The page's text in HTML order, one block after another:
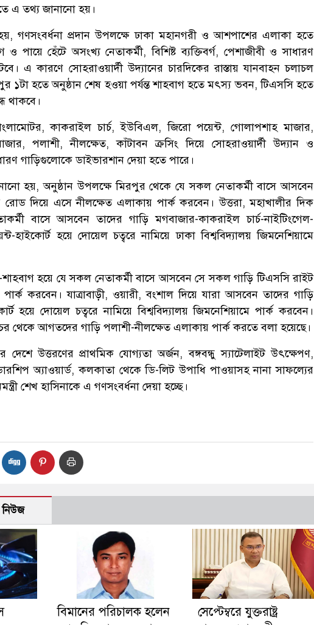
এ তথ্য জানানো হয়।
হয়, গণসংবর্ধনা প্রদান উপলক্ষে ঢাকা মহানগরী ও আশপাশের এলাকা হতে
ও পায়ে হেঁটে অসংখ্য নেতাকর্মী, বিশিষ্ট ব্যক্তিবর্গ, পেশাজীবী ও সাধারণ
এ কারণে সোহরাওয়ার্দী উদ্যানের চারদিকের রাস্তায় যানবাহন চলাচল
১টা হতে অনুষ্ঠান শেষ হওয়া পর্যন্ত শাহবাগ হতে মৎস্য ভবন, টিএসসি হতে
থাকবে।
কাকরাইল চার্চ, ইউবিএল, জিরো পয়েন্ট, গোলাপশাহ মাজার,
পলাশী, নীলক্ষেত, কাঁটাবন ক্রসিং দিয়ে সোহরাওয়ার্দী উদ্যান ও
গাড়িগুলোকে ডাইভারশান দেয়া হতে পারে।
হয়, অনুষ্ঠান উপলক্ষে মিরপুর থেকে যে সকল নেতাকর্মী বাসে আসবেন
রোড দিয়ে এসে নীলক্ষেত এলাকায় পার্ক করবেন। উত্তরা, মহাখালীর দিক
বাসে আসবেন তাদের গাড়ি মগবাজার-কাকরাইল চার্চ-নাইটিংগেল-
হাইকোর্ট হয়ে দোয়েল চত্বরে নামিয়ে ঢাকা বিশ্ববিদ্যালয় জিমনেশিয়ামে
শাহবাগ হয়ে যে সকল নেতাকর্মী বাসে আসবেন সে সকল গাড়ি টিএসসি রাইট
করবেন। যাত্রাবাড়ী, ওয়ারী, বংশাল দিয়ে যারা আসবেন তাদের গাড়ি
হয়ে দোয়েল চত্বরে নামিয়ে বিশ্ববিদ্যালয় জিমনেশিয়ামে পার্ক করবেন।
থেকে আগতদের গাড়ি পলাশী-নীলক্ষেত এলাকায় পার্ক করতে বলা হয়েছে।
দেশে উত্তরণের প্রাথমিক যোগ্যতা অর্জন, বঙ্গবন্ধু স্যাটেলাইট উৎক্ষেপণ,
অ্যাওয়ার্ড, কলকাতা থেকে ডি-লিট উপাধি পাওয়াসহ নানা সাফল্যের
শেখ হাসিনাকে এ গণসংবর্ধনা দেয়া হচ্ছে।
বিমানের পরিচালক হলেন
সেপ্টেম্বরে যুক্তরাষ্ট্র